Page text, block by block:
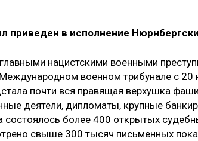
приведен в исполнение
нацистскими военными
военном трибунале с 20
почти вся правящая верхушка
деятели, дипломаты, крупные
состоялось более 400 открытых
свыше 300 тысяч письменных